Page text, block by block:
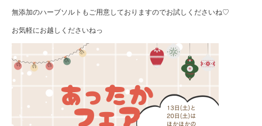
無添加のハーブソルトもご用意しておりますのでお試しくださいね♡
お気軽にお越しくださいねっ